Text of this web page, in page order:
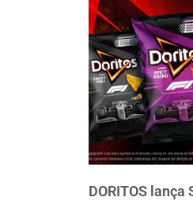
DORITOS